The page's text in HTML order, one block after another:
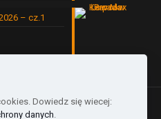
– cz.1
Dowiedz się wiecej:
danych.